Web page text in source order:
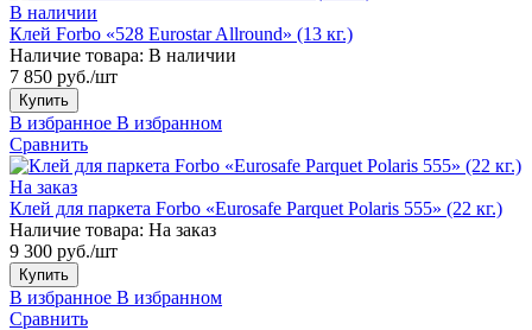
В наличии
Клей Forbo «528 Eurostar Allround» (13 кг.)
Наличие товара: В наличии
7 850 руб./шт
Купить
В избранное В избранном
Сравнить
На заказ
Клей для паркета Forbo «Eurosafe Parquet Polaris 555» (22 кг.)
Наличие товара: На заказ
9 300 руб./шт
Купить
В избранное В избранном
Сравнить